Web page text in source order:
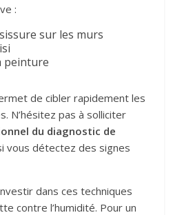
:
sur les murs
peinture
de cibler rapidement les
N’hésitez pas à solliciter
du diagnostic de
vous détectez des signes
dans ces techniques
contre l’humidité. Pour un